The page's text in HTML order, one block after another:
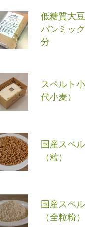
低糖質大
パンミッ
分
スペルト
代小麦）
国産スペ
（粒）
国産スペ
（全粒粉）